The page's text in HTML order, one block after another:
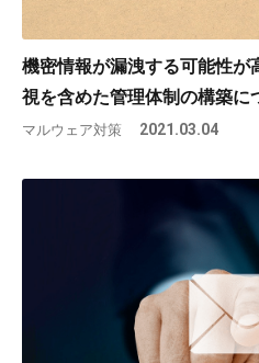
機密情報が漏洩する可能性
視を含めた管理体制の構築に
マルウェア対策 2021.03.04